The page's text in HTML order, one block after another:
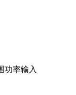
功率输入